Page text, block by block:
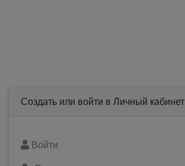
Создать или войти в Личный кабинет
Войти